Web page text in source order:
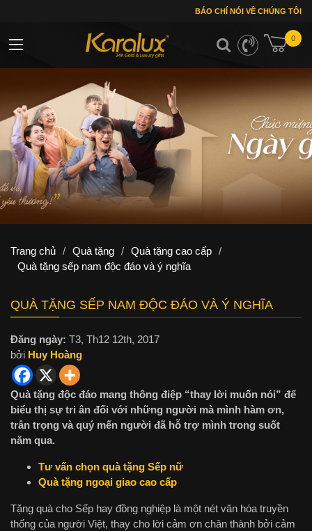
BÁO CHÍ NÓI VỀ CHÚNG TÔI
0
Toggle navigation
Trang chủ / Quà tặng / Quà tặng cao cấp /
Quà tặng sếp nam độc đáo và ý nghĩa
QUÀ TẶNG SẾP NAM ĐỘC ĐÁO VÀ Ý NGHĨA
Đăng ngày: T3, Th12 12th, 2017
bởi Huy Hoàng
Quà tặng độc đáo mang thông điệp “thay lời muốn nói” để
biểu thị sự tri ân đối với những người mà mình hàm ơn,
trân trọng và quý mến người đã hỗ trợ mình trong suốt
năm qua.
Tư vấn chọn quà tặng Sếp nữ
Quà tặng ngoại giao cao cấp
Tặng quà cho Sếp hay đồng nghiệp là một nét văn hóa truyền
thống của người Việt, thay cho lời cảm ơn chân thành bởi cảm